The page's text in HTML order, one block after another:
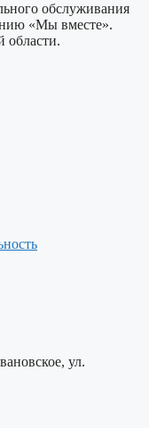
обслуживания
«Мы вместе».
области.
ул.